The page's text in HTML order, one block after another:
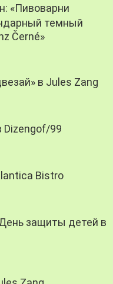
«Пивоварни
темный
Černé»
в Jules Zang
Dizengof/99
Bistro
защиты детей в